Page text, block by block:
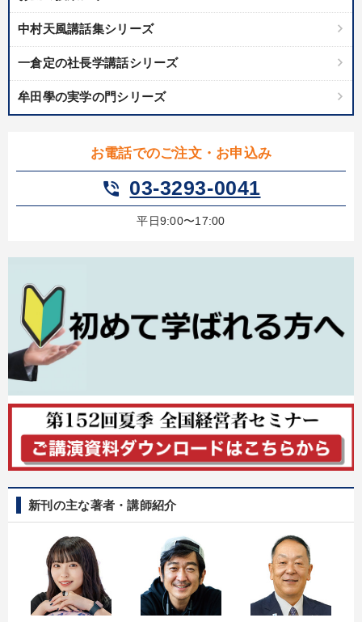
中村天風講話集シリーズ
一倉定の社長学講話シリーズ
牟田學の実学の門シリーズ
お電話でのご注文・お申込み
phone_in_talk 03-3293-0041
平日9:00〜17:00
新刊の主な著者・講師紹介